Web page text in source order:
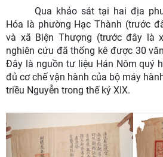
Qua khảo sát tại hai địa
Hóa là phường Hạc Thành (trước
và xã Biện Thượng (trước đây là
nghiên cứu đã thống kê được 30
Đây là nguồn tư liệu Hán Nôm quý
đủ cơ chế vận hành của bộ máy
triều Nguyễn trong thế kỷ XIX.